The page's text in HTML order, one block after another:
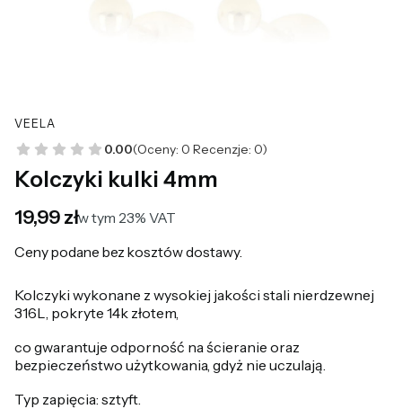
VEELA
0.00(Oceny: 0 Recenzje: 0)
Kolczyki kulki 4mm
Cena
19,99 złw tym 23% VAT
w tym 23% VAT
Ceny podane bez kosztów dostawy.
Kolczyki wykonane z wysokiej jakości stali nierdzewnej
316L, pokryte 14k złotem,
co gwarantuje odporność na ścieranie oraz
bezpieczeństwo użytkowania, gdyż nie uczulają.
Typ zapięcia: sztyft.